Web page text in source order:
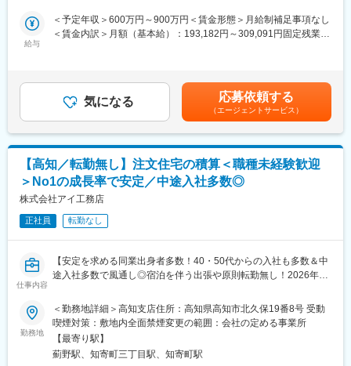
携わる事業のため景気の変動を受けにくく企業安定性も高いため
腰を据えて長期就労できる環境があります。
ー！2026年度から年間休日120日予定！
◎評価が明確で年収もしっかりUP！
（年収例）35歳550万円（入社5年目）／45歳700万円（入社9年
など）
◎面接にお越しいただき「面接官の印象」「会社の雰囲気」で意
思決定いただいた方多数！
◎成長率の高さという安定性で、同業からの転職者にも選んでい
ただいております！
当社で施工した注文住宅のアフターメンテナンス職をお任せしま
す。
■職務内容：
大20年までの万全のアフターサポート体制を用意しています。
基本的に1名で、担当エリアの定期点検をお任せします。
エリアごとで業務分担されており、社用車にて月間30件前後対応
頂きます。
給与
＜予定年収＞600万円～900万円＜賃金形態＞月給制補足事項なし
＜賃金内訳＞月額（基本給）：193,182円～309,091円固定残業手
＞※給与詳細は前職の実績・経験・年収等を考慮し決定■賞与：年
2回（3月、9月）※個人の実績による／45歳700万円（入社9年
目）■資格取得一時金あり：入社後に業務で必要な資格を取得した
方には、祝い金を支給賃金はあくまでも目安の金額であり、選考
を通じて上下する可能性があります。月給(月額)は固定手当を含め
た表記です。
気になる 応募依頼する
（エージェントサービス）
【高知／転勤無し】注文住宅の積算＜職種未経験歓迎
＞No1の成長率で安定／中途入社多数◎
株式会社アイ工務店
正社員 転勤なし
仕事内容
【安定を求める同業出身者多数！40・50代からの入社も多数＆中
途入社多数で風通し◎宿泊を伴う出張や原則転勤無し！2026年度
自由設計の高品質注文住宅を実現／創業15年で社員数3000名以上
＆売上2000億円突破の売上成長率トップクラスのハウスメーカ
ー！
◎面接にお越しいただき「面接官の印象」「会社の雰囲気」で意
勤務地
＜勤務地詳細＞高知支店住所：高知県高知市北久保19番8号 受動
喫煙対策：敷地内全面禁煙変更の範囲：会社の定める事業所
【最寄り駅】
薊野駅、知寄町三丁目駅、知寄町駅